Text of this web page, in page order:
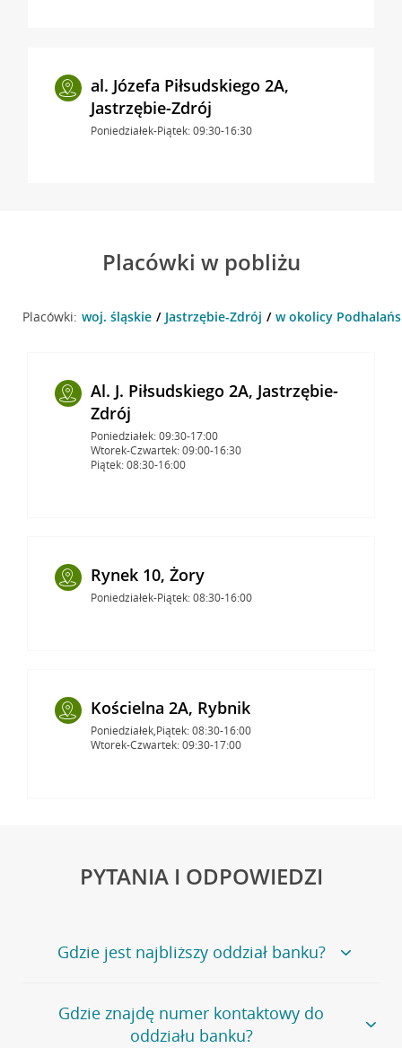
al. Józefa Piłsudskiego 2A,
Jastrzębie-Zdrój
Poniedziałek-Piątek: 09:30-16:30
Placówki w pobliżu
Placówki: woj. śląskie Jastrzębie-Zdrój w okolicy
Al. J. Piłsudskiego 2A, Jastrzębie-
Zdrój
Poniedziałek: 09:30-17:00
Wtorek-Czwartek: 09:00-16:30
Piątek: 08:30-16:00
Rynek 10, Żory
Poniedziałek-Piątek: 08:30-16:00
Kościelna 2A, Rybnik
Poniedziałek,Piątek: 08:30-16:00
Wtorek-Czwartek: 09:30-17:00
PYTANIA I ODPOWIEDZI
Gdzie jest najbliższy oddział banku?
Jeśli szukasz oddziału naszego banku, zapraszamy na
stronęPlacówki i bankomaty, na której znajduje się
wygodna wyszukiwarka.
Gdzie znajdę numer kontaktowy do
oddziału banku?